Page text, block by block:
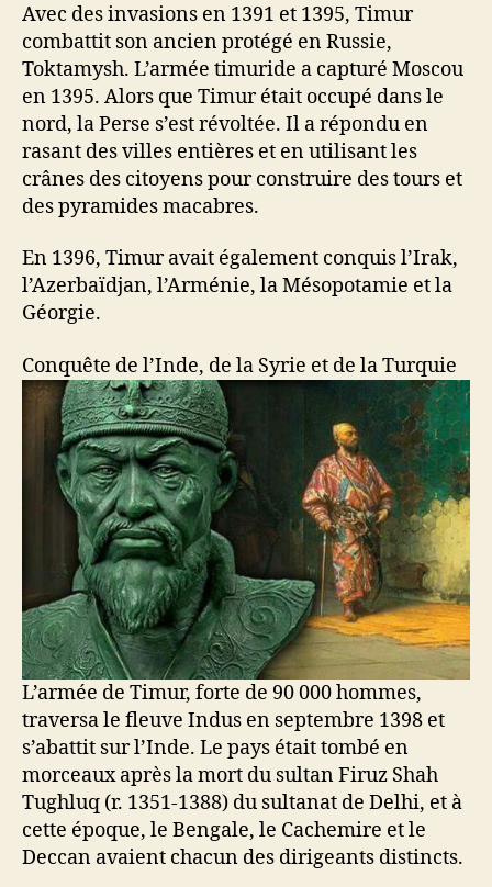
Avec des invasions en 1391 et 1395, Timur
combattit son ancien protégé en Russie,
Toktamysh. L’armée timuride a capturé Moscou
en 1395. Alors que Timur était occupé dans le
nord, la Perse s’est révoltée. Il a répondu en
rasant des villes entières et en utilisant les
crânes des citoyens pour construire des tours et
des pyramides macabres.
En 1396, Timur avait également conquis l’Irak,
l’Azerbaïdjan, l’Arménie, la Mésopotamie et la
Géorgie.
Conquête de l’Inde, de la Syrie et de la Turquie
L’armée de Timur, forte de 90 000 hommes,
traversa le fleuve Indus en septembre 1398 et
s’abattit sur l’Inde. Le pays était tombé en
morceaux après la mort du sultan Firuz Shah
Tughluq (r. 1351-1388) du sultanat de Delhi, et à
cette époque, le Bengale, le Cachemire et le
Deccan avaient chacun des dirigeants distincts.